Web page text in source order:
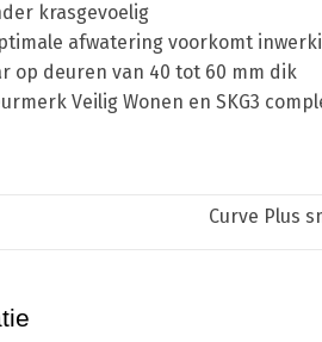
krasgevoelig
afwatering voorkomt
op deuren van 40 tot 60 mm dik
Veilig Wonen en SKG3
Curve Plus